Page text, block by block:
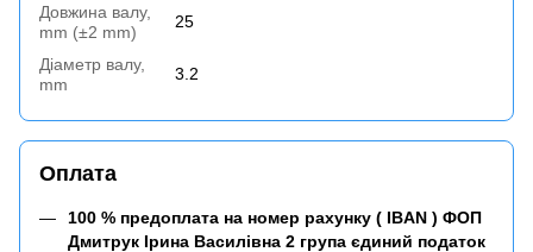
Довжина валу,
mm (±2 mm)
25
Діаметр валу,
mm
3.2
Оплата
100 % предоплата на номер рахунку ( IBAN ) ФОП
Дмитрук Ірина Василівна 2 група єдиний податок